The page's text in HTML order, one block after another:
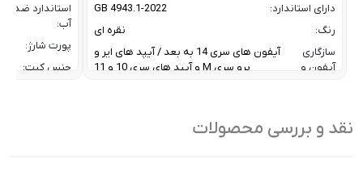
دارای استاندارد:
GB 4943.1-2022
رنگ:
نقره ای
سازگاری
آیفون و
آیفون های سری 14 به بعد / آیپد های ایر و
پرو سری M و آیپد های سری 10 و 11
ظرفیت:
استاندارد ضد
آب:
پورت شارژ:
جنس کیت:
نقد و بررسی محصولات